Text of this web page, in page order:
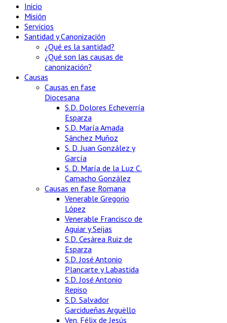
Inicio
Misión
Servicios
Santidad y Canonización
¿Qué es la santidad?
¿Qué son las causas de
canonización?
Causas
Causas en fase
Diocesana
S.D. Dolores Echeverría
Esparza
S.D. María Amada
Sánchez Muñoz
S. D. Juan González y
García
S. D. María de la Luz C.
Camacho González
Causas en fase Romana
Venerable Gregorio
López
Venerable Francisco de
Aguiar y Seijas
S.D. Cesárea Ruiz de
Esparza
S.D. José Antonio
Plancarte y Labastida
S.D. José Antonio
Repiso
S.D. Salvador
Garcidueñas Arguëllo
Ven. Félix de Jesús